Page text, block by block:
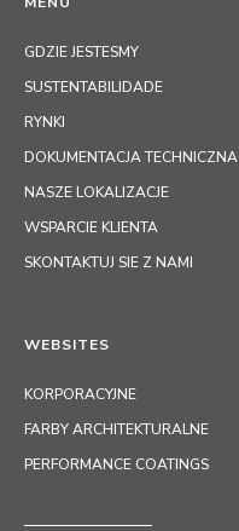
GDZIE JESTESMY
SUSTENTABILIDADE
RYNKI
DOKUMENTACJA TECHNICZNA
NASZE LOKALIZACJE
WSPARCIE KLIENTA
SKONTAKTUJ SIE Z NAMI
WEBSITES
KORPORACYJNE
FARBY ARCHITEKTURALNE
PERFORMANCE COATINGS